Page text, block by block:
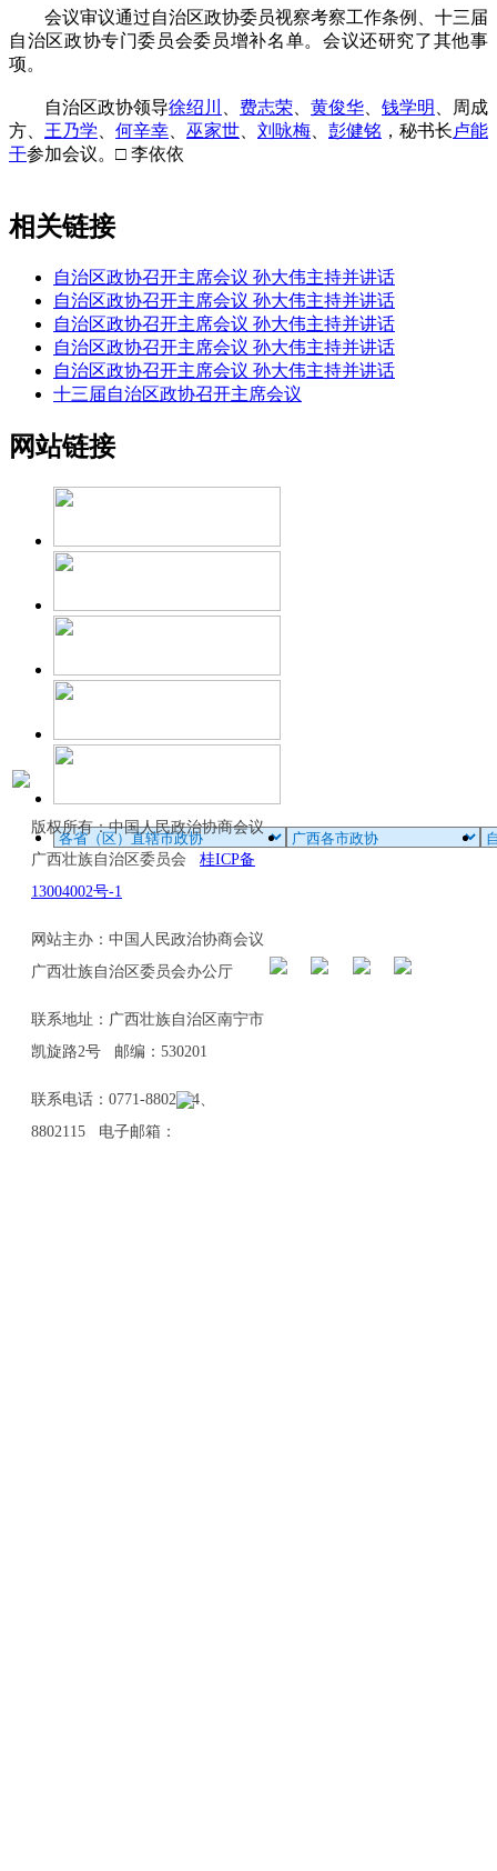
会议审议通过自治区政协委员视察考察工作条例、十三届
自治区政协专门委员会委员增补名单。会议还研究了其他事
项。
自治区政协领导徐绍川 费志荣 黄俊华 钱学明
、周成
方、 王乃学 何辛幸 巫家世 刘咏梅 彭健铭 ，秘书长卢能
干参加会议。□ 李依依
相关链接
自治区政协召开主席会议 孙大伟主持并讲话
自治区政协召开主席会议 孙大伟主持并讲话
自治区政协召开主席会议 孙大伟主持并讲话
自治区政协召开主席会议 孙大伟主持并讲话
自治区政协召开主席会议 孙大伟主持并讲话
十三届自治区政协召开主席会议
网站链接
版权所有：中国人民政治协商会议
广西壮族自治区委员会 桂ICP备
13004002号-1
网站主办：中国人民政治协商会议
广西壮族自治区委员会办公厅
联系地址：广西壮族自治区南宁市
凯旋路2号 邮编：530201
联系电话：0771-8802114、
8802115 电子邮箱：